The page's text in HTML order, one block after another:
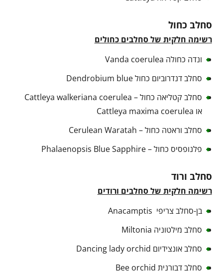
סחלב כחול
רשימה חלקית של סחלבים כחולים
ונדה כחולה Vanda coerulea
סחלב דנדרוביום כחול Dendrobium blue
סחלב קטליאה כחול – Cattleya walkeriana coerulea
או Cattleya maxima coerulea
סחלב וראטה כחול – Cerulean Waratah
פלנופסיס כחול – Phalaenopsis Blue Sapphire
סחלב ורוד
רשימה חלקית של סחלבים ורודים
בן-סחלב צריפי Anacamptis
סחלב מילטוניה Miltonia
סחלב אונצידיום Dancing lady orchid
סחלב דבורנית Bee orchid